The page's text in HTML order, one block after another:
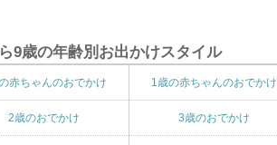
9歳の年齢別お出かけスタイル
赤ちゃんのおでかけ 1歳の赤ちゃんのおでかけ
2歳のおでかけ 3歳のおでかけ